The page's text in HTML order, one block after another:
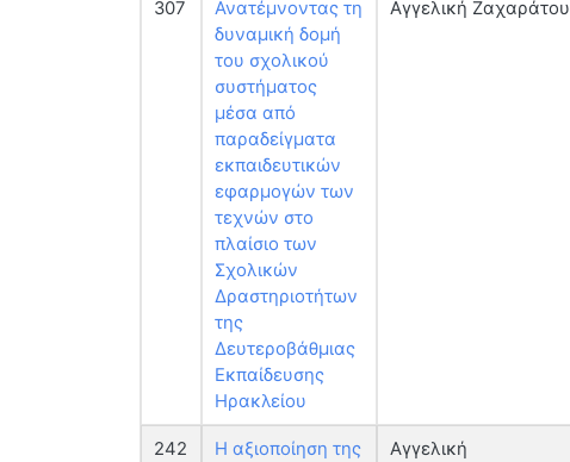
307
Ανατέμνοντας τη
δυναμική δομή
του σχολικού
συστήματος
μέσα από
παραδείγματα
εκπαιδευτικών
εφαρμογών των
τεχνών στο
πλαίσιο των
Σχολικών
Δραστηριοτήτων
της
Δευτεροβάθμιας
Εκπαίδευσης
Ηρακλείου
Αγγελική Ζαχαράτου
242
Η αξιοποίηση της
Αγγελική